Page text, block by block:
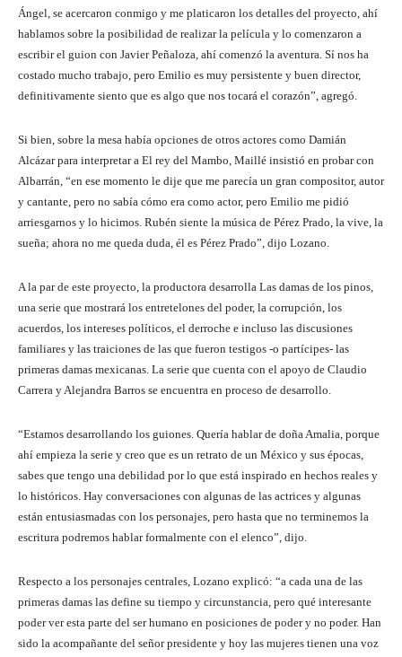
Ángel, se acercaron conmigo y me platicaron los detalles del proyecto, ahí
hablamos sobre la posibilidad de realizar la película y lo comenzaron a
escribir el guion con Javier Peñaloza, ahí comenzó la aventura. Sí nos ha
costado mucho trabajo, pero Emilio es muy persistente y buen director,
definitivamente siento que es algo que nos tocará el corazón”, agregó.
Si bien, sobre la mesa había opciones de otros actores como Damián
Alcázar para interpretar a El rey del Mambo, Maillé insistió en probar con
Albarrán, “en ese momento le dije que me parecía un gran compositor, autor
y cantante, pero no sabía cómo era como actor, pero Emilio me pidió
arriesgarnos y lo hicimos. Rubén siente la música de Pérez Prado, la vive, la
sueña; ahora no me queda duda, él es Pérez Prado”, dijo Lozano.
A la par de este proyecto, la productora desarrolla Las damas de los pinos,
una serie que mostrará los entretelones del poder, la corrupción, los
acuerdos, los intereses políticos, el derroche e incluso las discusiones
familiares y las traiciones de las que fueron testigos -o partícipes- las
primeras damas mexicanas. La serie que cuenta con el apoyo de Claudio
Carrera y Alejandra Barros se encuentra en proceso de desarrollo.
“Estamos desarrollando los guiones. Quería hablar de doña Amalia, porque
ahí empieza la serie y creo que es un retrato de un México y sus épocas,
sabes que tengo una debilidad por lo que está inspirado en hechos reales y
lo históricos. Hay conversaciones con algunas de las actrices y algunas
están entusiasmadas con los personajes, pero hasta que no terminemos la
escritura podremos hablar formalmente con el elenco”, dijo.
Respecto a los personajes centrales, Lozano explicó: “a cada una de las
primeras damas las define su tiempo y circunstancia, pero qué interesante
poder ver esta parte del ser humano en posiciones de poder y no poder. Han
sido la acompañante del señor presidente y hoy las mujeres tienen una voz